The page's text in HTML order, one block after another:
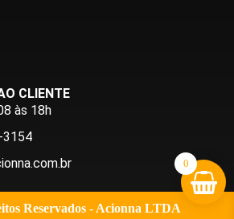
CLIENTE
às 18h
3154
Reservados - Acionna LTDA
0